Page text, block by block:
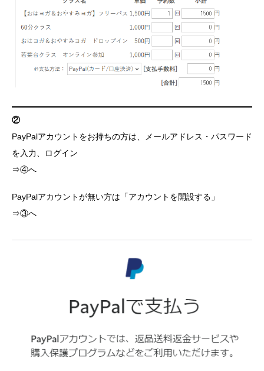
②
PayPalアカウントをお持ちの方は、メールアドレス・パスワード
を入力、ログイン
⇒④へ
PayPalアカウントが無い方は「アカウントを開設する」
⇒③へ